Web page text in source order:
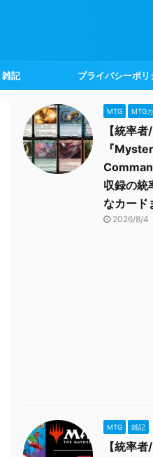
雑記 プライバシーポリ
MTG MTG
【統率者
『
収録の統
なカード
2026/8/4
MTG 雑記
【統率